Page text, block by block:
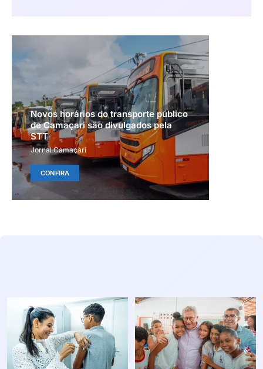
Novos horários do transporte público
de Camaçari são divulgados pela
STT
Jornal Camaçari
CONFIRA